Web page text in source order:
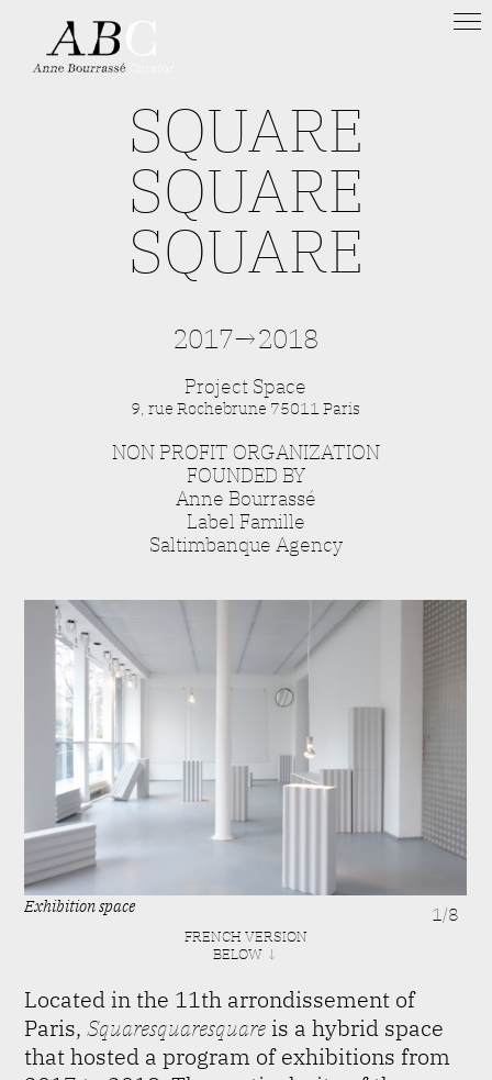
SQUARE
SQUARE
SQUARE
2017→2018
Project Space
9, rue Rochebrune 75011 Paris
NON PROFIT ORGANIZATION
FOUNDED BY
Anne Bourrassé
Label Famille
Saltimbanque Agency
Exhibition space 1/8
FRENCH VERSION
BELOW ↓
Located in the 11th arrondissement of
Paris,Squaresquaresquare is a hybrid space
that hosted a program of exhibitions from